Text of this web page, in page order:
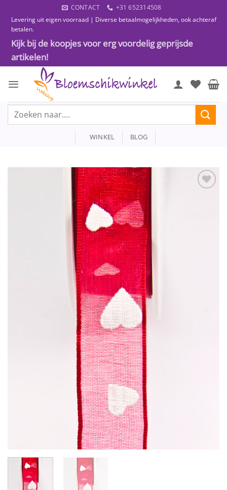
naar
inhoud
CONTACT
+31 652314508
Levering uit eigen voorraad | Diverse betaalmogelijkheden, ook achteraf
betalen.
Kijk bij de koopjes voor erg voordelig geprijsde
artikelen!
Zoeken
WINKEL BLOG